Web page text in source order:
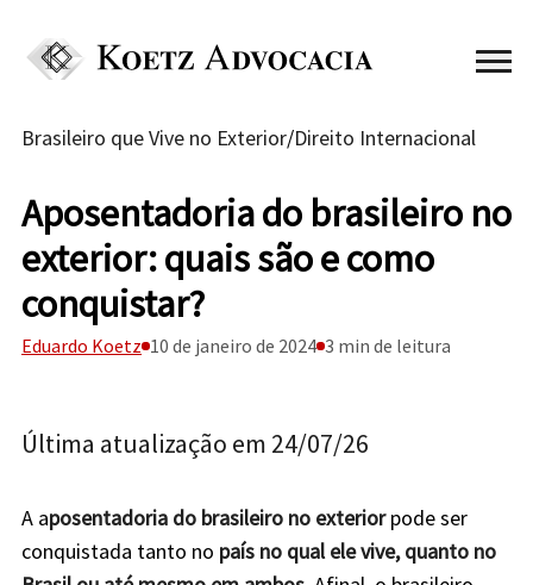
Brasileiro que Vive no Exterior/Direito Internacional
Aposentadoria do brasileiro no
exterior: quais são e como
conquistar?
Eduardo Koetz 10 de janeiro de 2024 3 min de leitura
Última atualização em 24/07/26
A aposentadoria do brasileiro no exteriorpode ser
conquistada tanto no país no qual ele vive, quanto no